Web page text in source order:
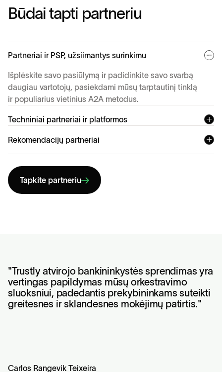
Būdai tapti partneriu
Partneriai ir PSP, užsiimantys surinkimu
Išplėskite savo pasiūlymą ir padidinkite savo svarbą
daugiau vartotojų, pasiekdami mūsų tarptautinį tinklą
ir populiarius vietinius A2A metodus.
Techniniai partneriai ir platformos
Rekomendacijų partneriai
Tapkite partneriu
"Trustly atvirojo bankininkystės sprendimas yra
vertingas papildymas mūsų orkestravimo
sluoksniui, padedantis prekybininkams suteikti
greitesnes ir sklandesnes mokėjimų patirtis."
Carlos Rangevik Teixeira